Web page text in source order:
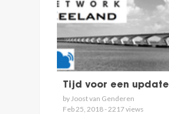
Tijd voor een update
by Joost van Genderen
Feb 25, 2018 - 2217 views